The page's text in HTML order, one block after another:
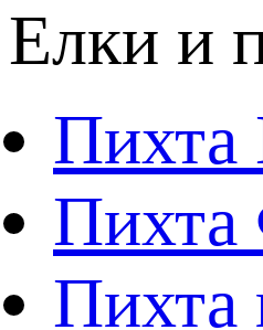
Елки и
Пихта
Пихта
Пихта